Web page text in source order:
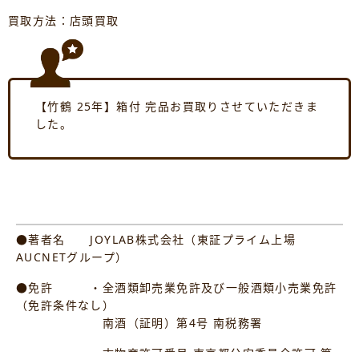
買取方法：店頭買取
【竹鶴 25年】箱付 完品お買取りさせていただきま
した。
●著者名 JOYLAB株式会社（東証プライム上場
AUCNETグループ）
●免許 ・全酒類卸売業免許及び一般酒類小売業免許
（免許条件なし）
南酒（証明）第4号 南税務署